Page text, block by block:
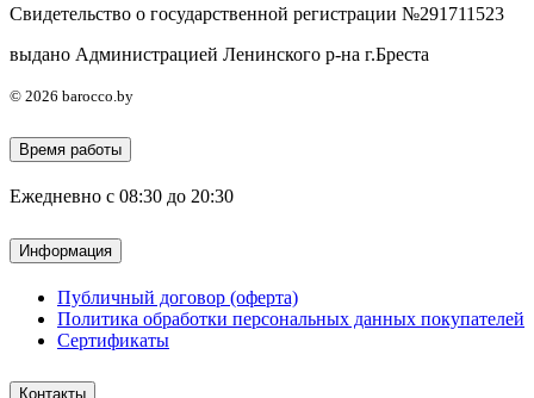
Свидетельство о государственной регистрации №291711523
выдано Администрацией Ленинского р-на г.Бреста
© 2026 barocco.by
Время работы
Ежедневно с 08:30 до 20:30
Информация
Публичный договор (оферта)
Политика обработки персональных данных покупателей
Сертификаты
Контакты